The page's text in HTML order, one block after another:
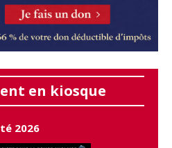
en kiosque
2026